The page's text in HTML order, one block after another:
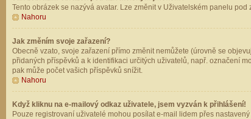
Tento obrázek se nazývá avatar. Lze změnit v Uživatelském panelu
Nahoru
Jak změním svoje zařazení?
Obecně vzato, svoje zařazení přímo změnit nemůžete (úrovně se
přidaných příspěvků a k identifikaci určitých uživatelů, např. označení
pak může počet vašich příspěvků snížit.
Nahoru
Když kliknu na e-mailový odkaz uživatele, jsem vyzván k přihlášení!
Pouze registrovaní uživatelé mohou posílat e-mail lidem přes